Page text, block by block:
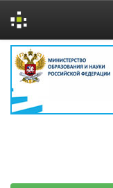
Skip
navigation